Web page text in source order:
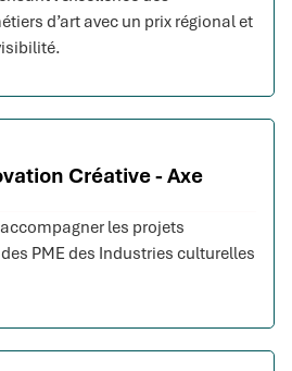
d’art avec un prix régional et
Créative - Axe
les projets
PME des Industries culturelles